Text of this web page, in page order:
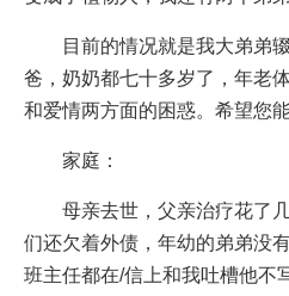
目前的情况就是我大弟弟辍
爸，奶奶都七十多岁了，年老
和爱情两方面的困惑。希望您
家庭：
母亲去世，父亲治疗花了几
们还欠着外债，年幼的弟弟没
班主任都在/信上和我吐槽他不